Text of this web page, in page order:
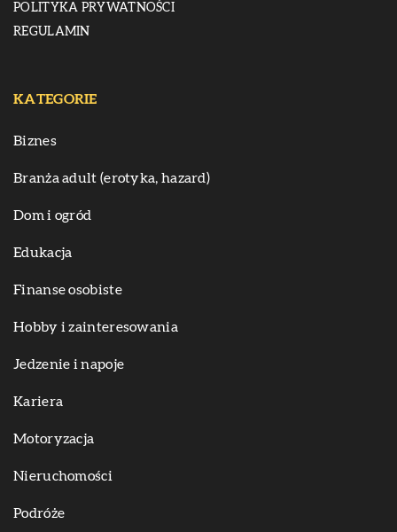
POLITYKA PRYWATNOŚCI
REGULAMIN
KATEGORIE
Biznes
Branża adult (erotyka, hazard)
Dom i ogród
Edukacja
Finanse osobiste
Hobby i zainteresowania
Jedzenie i napoje
Kariera
Motoryzacja
Nieruchomości
Podróże